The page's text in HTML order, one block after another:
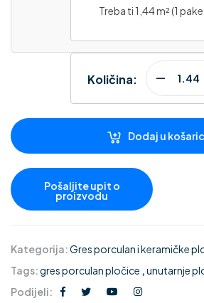
Treba ti 1,44 m² (1
Količina:
Dodaj u
Kategorija:Gres porculan i keramičke
Tags:gres porculan pločice unutarnje
Podijeli: